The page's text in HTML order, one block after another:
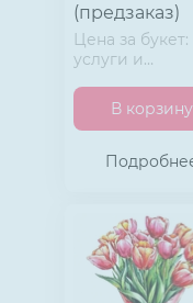
(предзаказ)
Цена за букет:
услуги и
Матовая
лента.В корзину